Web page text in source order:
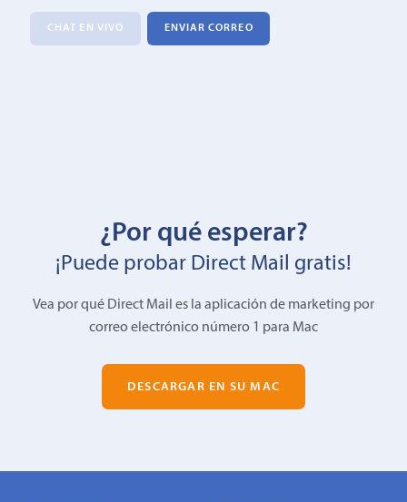
CHAT EN VIVO ENVIAR CORREO
¿Por qué esperar?
¡Puede probar Direct Mail gratis!
Vea por qué Direct Mail es la aplicación de marketing por
correo electrónico número 1 para Mac
DESCARGAR EN SU MAC